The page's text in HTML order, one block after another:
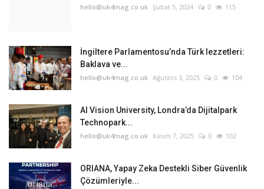
hello@uk4mag.co.uk Şubat 5, 2024 0 115
İngiltere Parlamentosu’nda Türk lezzetleri:
Baklava ve...
hello@uk4mag.co.uk Ağustos 3, 2025 0 104
AI Vision University, Londra’da Dijitalpark
Technopark...
hello@uk4mag.co.uk Kasım 7, 2025 0 102
ORIANA, Yapay Zeka Destekli Siber Güvenlik
Çözümleriyle...